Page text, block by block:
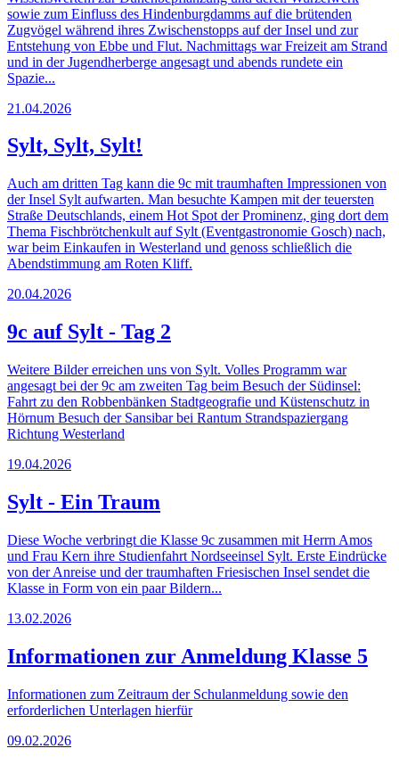
sowie zum Einfluss des Hindenburgdamms auf die brütenden
Zugvögel während ihres Zwischenstopps auf der Insel und zur
Entstehung von Ebbe und Flut. Nachmittags war Freizeit am Strand
und in der Jugendherberge angesagt und abends rundete ein
Spazie...
21.04.2026
Sylt, Sylt, Sylt!
Auch am dritten Tag kann die 9c mit traumhaften Impressionen von
der Insel Sylt aufwarten. Man besuchte Kampen mit der teuersten
Straße Deutschlands, einem Hot Spot der Prominenz, ging dort dem
Thema Fischbrötchenkult auf Sylt (Eventgastronomie Gosch) nach,
war beim Einkaufen in Westerland und genoss schließlich die
Abendstimmung am Roten Kliff.
20.04.2026
9c auf Sylt - Tag 2
Weitere Bilder erreichen uns von Sylt. Volles Programm war
angesagt bei der 9c am zweiten Tag beim Besuch der Südinsel:
Fahrt zu den Robbenbänken Stadtgeografie und Küstenschutz in
Hörnum Besuch der Sansibar bei Rantum Strandspaziergang
Richtung Westerland
19.04.2026
Sylt - Ein Traum
Diese Woche verbringt die Klasse 9c zusammen mit Herrn Amos
und Frau Kern ihre Studienfahrt Nordseeinsel Sylt. Erste Eindrücke
von der Anreise und der traumhaften Friesischen Insel sendet die
Klasse in Form von ein paar Bildern...
13.02.2026
Informationen zur Anmeldung Klasse 5
Informationen zum Zeitraum der Schulanmeldung sowie den
erforderlichen Unterlagen hierfür
09.02.2026